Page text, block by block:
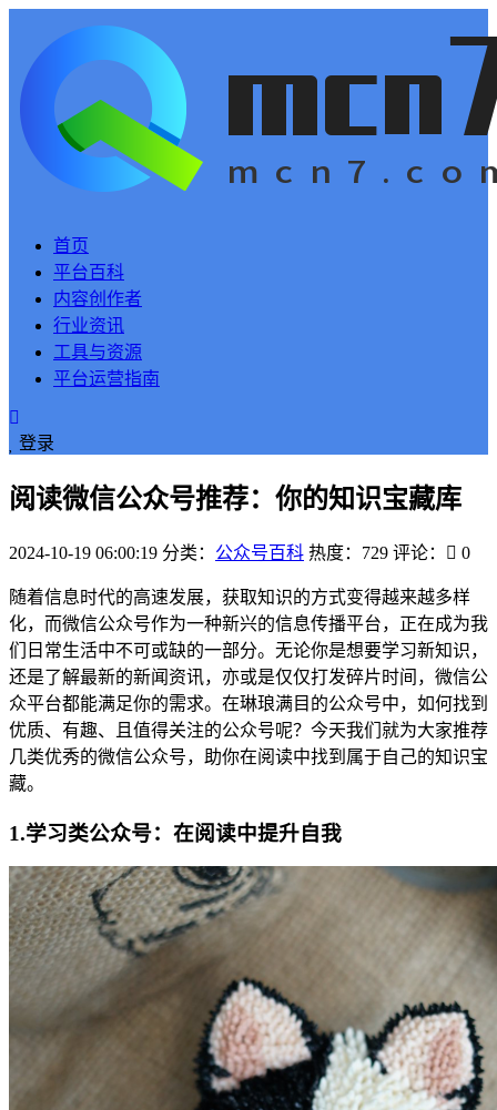
首页
平台百科
内容创作者
行业资讯
工具与资源
平台运营指南
登录
阅读微信公众号推荐：你的知识宝藏库
2024-10-19 06:00:19 分类： 公众号百科 热度：729 评论： 0
随着信息时代的高速发展，获取知识的方式变得越来越多样
化，而微信公众号作为一种新兴的信息传播平台，正在成为我
们日常生活中不可或缺的一部分。无论你是想要学习新知识，
还是了解最新的新闻资讯，亦或是仅仅打发碎片时间，微信公
众平台都能满足你的需求。在琳琅满目的公众号中，如何找到
优质、有趣、且值得关注的公众号呢？今天我们就为大家推荐
几类优秀的微信公众号，助你在阅读中找到属于自己的知识宝
藏。
1.学习类公众号：在阅读中提升自我